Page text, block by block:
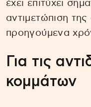
έχει επιτύχει
αντιμετώπιση
προηγούμενα
Για τις
κομμάτων